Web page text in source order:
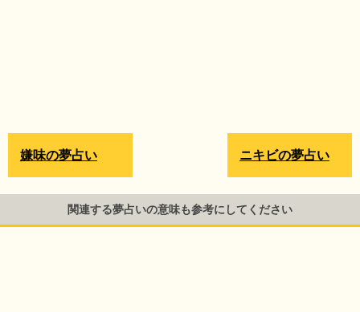
ニキビの夢占い
嫌味の夢占い
関連する夢占いの意味も参考にしてください